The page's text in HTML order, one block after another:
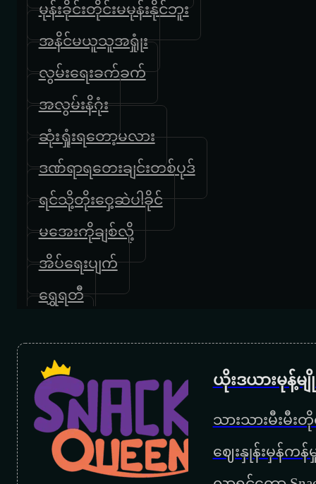
မုန်းခိုင်းတိုင်းမမုန်းနိုင်ဘူး
အနိင်မယူသူအရှုုံး
လွမ်းရေးခက်ခက်
အလွမ်းနိဂုံး
ဆုံးရှုံးရတော့မလား
ဒဏ်ရာရတေးချင်းတစ်ပုဒ်
ရင်သို့တိုးဝှေ့ဆဲပါခိုင်
မအေးကိုချစ်လို့
အိပ်ရေးပျက်
ရွှေရတီ
မျှော်လင့်ခြင်းလမင်း
ဆင်မြီးလက်စွပ်လေး
ဓနမဲ့အချစ်ရဲ့လျှောက်ထားချက်
ဝေးဝေးကလွမ်း
ယိုးဒယားမုန့်
သားသားမီးမီး
ဈေးနှုန်းမှန်က